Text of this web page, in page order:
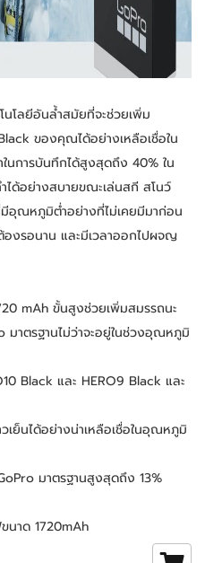
โลยีอันล้ำสมัยที่จะช่วยเพิ่ม
ของคุณได้อย่างเหลือเชื่อใน
การบันทึกได้สูงสุดถึง 40% ใน
ด้อย่างสบายขณะเล่นสกี สโนว์
อุณหภูมิต่ำอย่างที่ไม่เคยมีมาก่อน
งรอนาน และมีเวลาออกไปผจญ
mAh ขั้นสูงช่วยเพิ่มสมรรถนะ
มาตรฐานไม่ว่าจะอยู่ในช่วงอุณหภูมิ
Black และ HERO9 Black และ
เย็นได้อย่างน่าเหลือเชื่อในอุณหภูมิ
มาตรฐานสูงสุดถึง 13%
นาด 1720mAh